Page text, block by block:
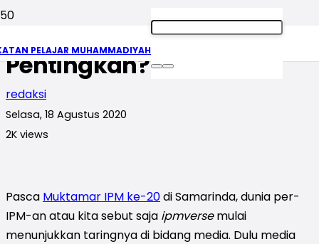
PELAJAR MUHAMMADIYAH
Akun Tidak Resmi IPM,
Pentingkah?
redaksi
Selasa, 18 Agustus 2020
2K views
Pasca Muktamar IPM ke-20di Samarinda, dunia per-
IPM-an atau kita sebut saja ipmversemulai
menunjukkan taringnya di bidang media. Dulu media